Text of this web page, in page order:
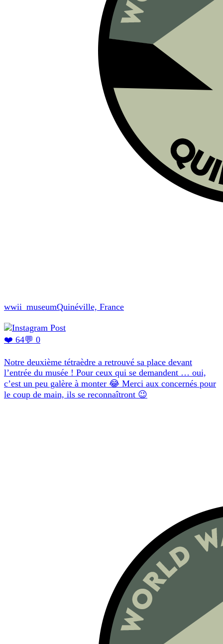
wwii_museumQuinéville, France
❤️ 64💬 0
Notre deuxième tétraèdre a retrouvé sa place devant
l’entrée du musée ! Pour ceux qui se demandent … oui,
c’est un peu galère à monter 😂 Merci aux concernés pour
le coup de main, ils se reconnaîtront 😉